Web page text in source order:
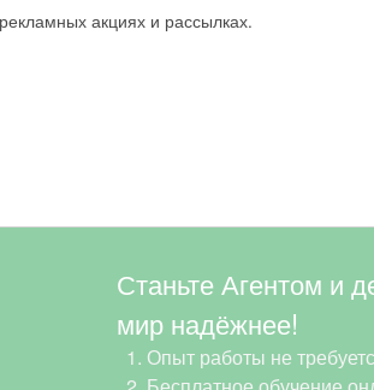
акциях и рассылках.
Станьте Агентом и
мир надёжнее!
Опыт работы не